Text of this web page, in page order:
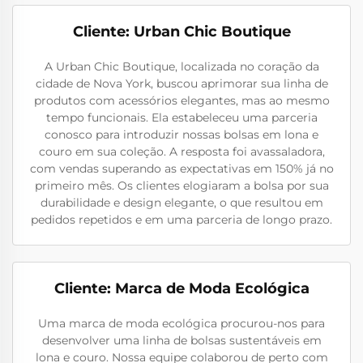
Cliente: Urban Chic Boutique
A Urban Chic Boutique, localizada no coração da
cidade de Nova York, buscou aprimorar sua linha de
produtos com acessórios elegantes, mas ao mesmo
tempo funcionais. Ela estabeleceu uma parceria
conosco para introduzir nossas bolsas em lona e
couro em sua coleção. A resposta foi avassaladora,
com vendas superando as expectativas em 150% já no
primeiro mês. Os clientes elogiaram a bolsa por sua
durabilidade e design elegante, o que resultou em
pedidos repetidos e em uma parceria de longo prazo.
Cliente: Marca de Moda Ecológica
Uma marca de moda ecológica procurou-nos para
desenvolver uma linha de bolsas sustentáveis em
lona e couro. Nossa equipe colaborou de perto com